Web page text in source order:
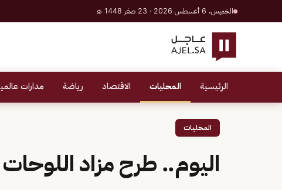
الخميس، 6 أغسطس 2026 · 23 صفر 1448 هـ
الرئيسية المحليات الاقتصاد رياضة مدارات
المحليات
اليوم.. طرح مزاد اللوحات